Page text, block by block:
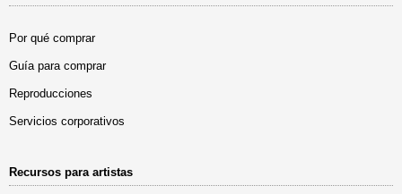
Por qué comprar
Guía para comprar
Reproducciones
Servicios corporativos
Recursos para artistas